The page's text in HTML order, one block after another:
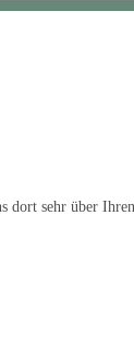
dort sehr über